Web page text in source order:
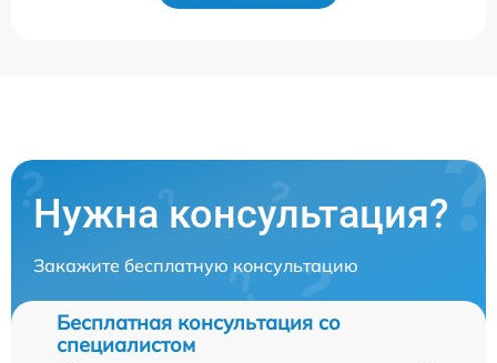
Нужна консультация?
Закажите бесплатную консультацию
Бесплатная консультация со
специалистом